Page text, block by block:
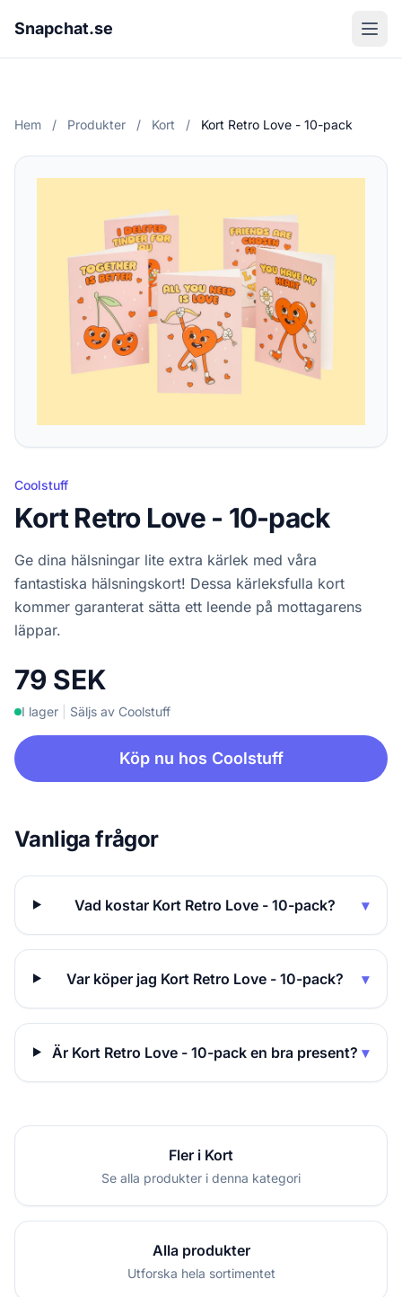
Snapchat.se
Hem / Produkter / Kort / Kort Retro Love - 10-pack
Coolstuff
Kort Retro Love - 10-pack
Ge dina hälsningar lite extra kärlek med våra
fantastiska hälsningskort! Dessa kärleksfulla kort
kommer garanterat sätta ett leende på mottagarens
läppar.
79 SEK
I lager Säljs av Coolstuff
Köp nu hos Coolstuff
Vanliga frågor
Vad kostar Kort Retro Love - 10-pack? ▾
Var köper jag Kort Retro Love - 10-pack? ▾
Är Kort Retro Love - 10-pack en bra present? ▾
Fler i Kort
Se alla produkter i denna kategori
Alla produkter
Utforska hela sortimentet